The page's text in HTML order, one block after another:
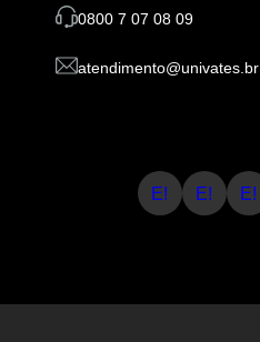
0800 7 07 08 09
atendimento@univates.br
E! E! E!